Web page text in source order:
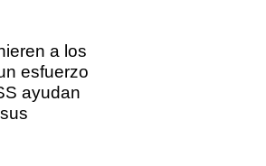
a los
esfuerzo
ayudan